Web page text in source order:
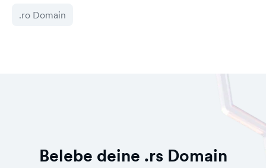
.ro Domain
Belebe deine .rs Domain